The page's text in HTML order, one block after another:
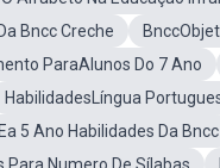
Bncc Creche
ParaAlunos Do 7 Ano
HabilidadesLíngua
5 Ano Habilidades Da Bncc